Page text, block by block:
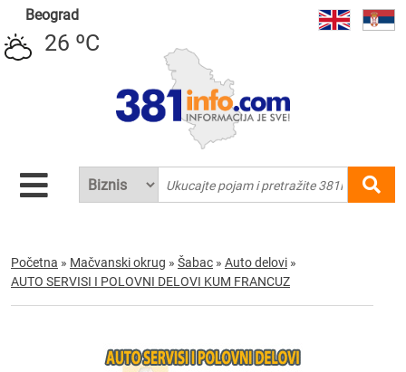
Beograd
26 ºC
Početna » Mačvanski okrug » Šabac » Auto delovi »
AUTO SERVISI I POLOVNI DELOVI KUM FRANCUZ